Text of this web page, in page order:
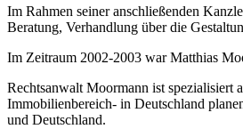
Im Rahmen seiner anschließenden
Beratung, Verhandlung über die
Im Zeitraum 2002-2003 war Matthias
Rechtsanwalt Moormann ist spezialisiert
Immobilienbereich- in Deutschland
und Deutschland.